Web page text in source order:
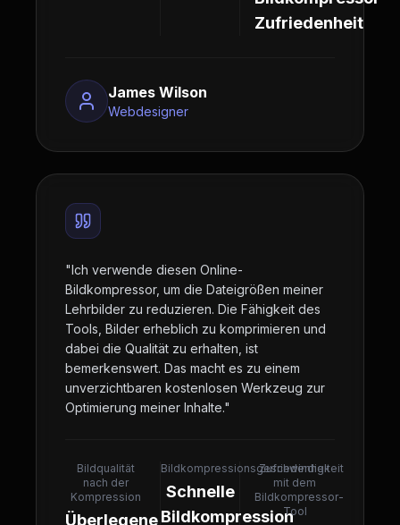
Zufriedenheit
James Wilson
Webdesigner
"Ich verwende diesen Online-
Bildkompressor, um die Dateigrößen meiner
Lehrbilder zu reduzieren. Die Fähigkeit des
Tools, Bilder erheblich zu komprimieren und
dabei die Qualität zu erhalten, ist
bemerkenswert. Das macht es zu einem
unverzichtbaren kostenlosen Werkzeug zur
Optimierung meiner Inhalte."
Bildqualität
nach der
Kompression
Überlegene
Bildkompressionsgeschwindigkeit
Schnelle
Bildkompression
Zufriedenheit
mit dem
Bildkompressor-
Tool